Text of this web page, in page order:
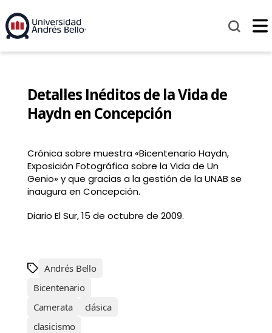
Detalles Inéditos de la Vida de
Haydn en Concepción
Crónica sobre muestra «Bicentenario Haydn,
Exposición Fotográfica sobre la Vida de Un
Genio» y que gracias a la gestión de la UNAB se
inaugura en Concepción.
Diario El Sur, 15 de octubre de 2009.
Andrés Bello
Bicentenario
Camerata
clásica
clasicismo